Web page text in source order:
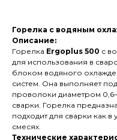
Горелка с водяным
Описание:
Горелка Ergoplus 500 с
для использования в
блоком водяного
систем. Она выполняет
проволоки диаметром
сварки. Горелка
подходит для сварки как в
смесях.
Технические